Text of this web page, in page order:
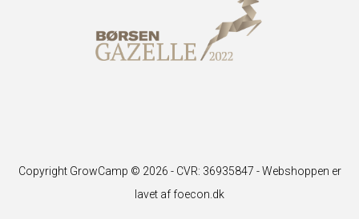
Copyright GrowCamp © 2026 - CVR: 36935847 -Webshoppen er
lavet af foecon.dk